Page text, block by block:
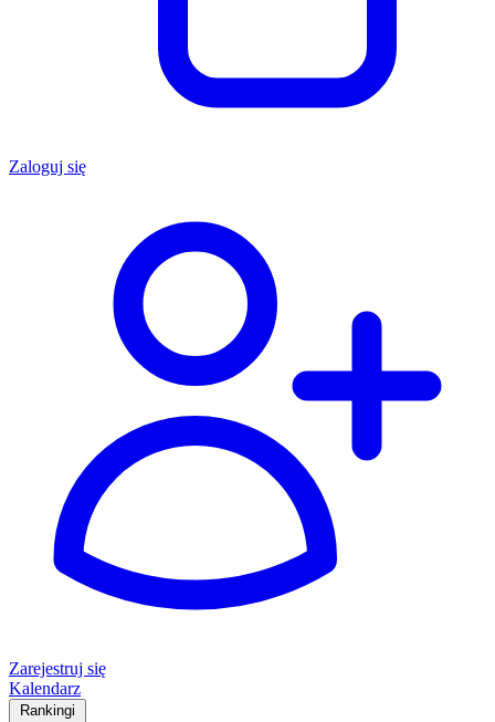
Zaloguj się
Zarejestruj się
Kalendarz
Rankingi